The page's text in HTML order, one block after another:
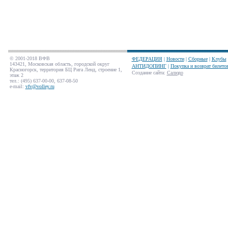
© 2001-2018 ВФВ
143421, Московская область, городской округ
Красногорск, территория БЦ Рига Ленд, строение 1,
этаж 2
тел.: (495) 637-00-00, 637-08-50
e-mail: vfv@volley.ru
ФЕДЕРАЦИЯ| Новости| Сборные| Клубы
АНТИДОПИНГ| Покупка и возврат
Создание сайта: Салюдо